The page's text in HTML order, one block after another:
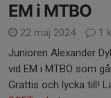
EM i MTBO
22 maj 2024
1
Junioren Alexander
vid EM i MTBO som
Grattis och lycka till!